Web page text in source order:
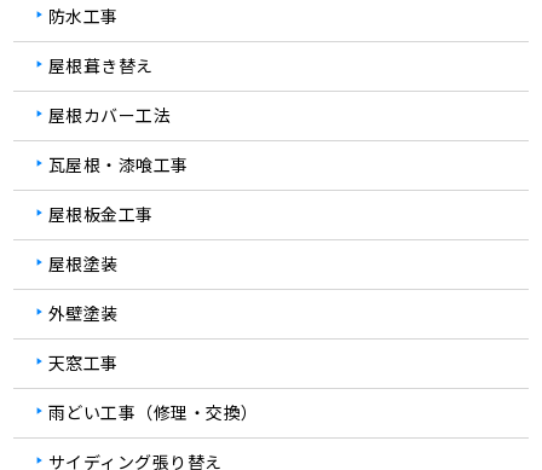
防水工事
屋根葺き替え
屋根カバー工法
瓦屋根・漆喰工事
屋根板金工事
屋根塗装
外壁塗装
天窓工事
雨どい工事（修理・交換）
サイディング張り替え